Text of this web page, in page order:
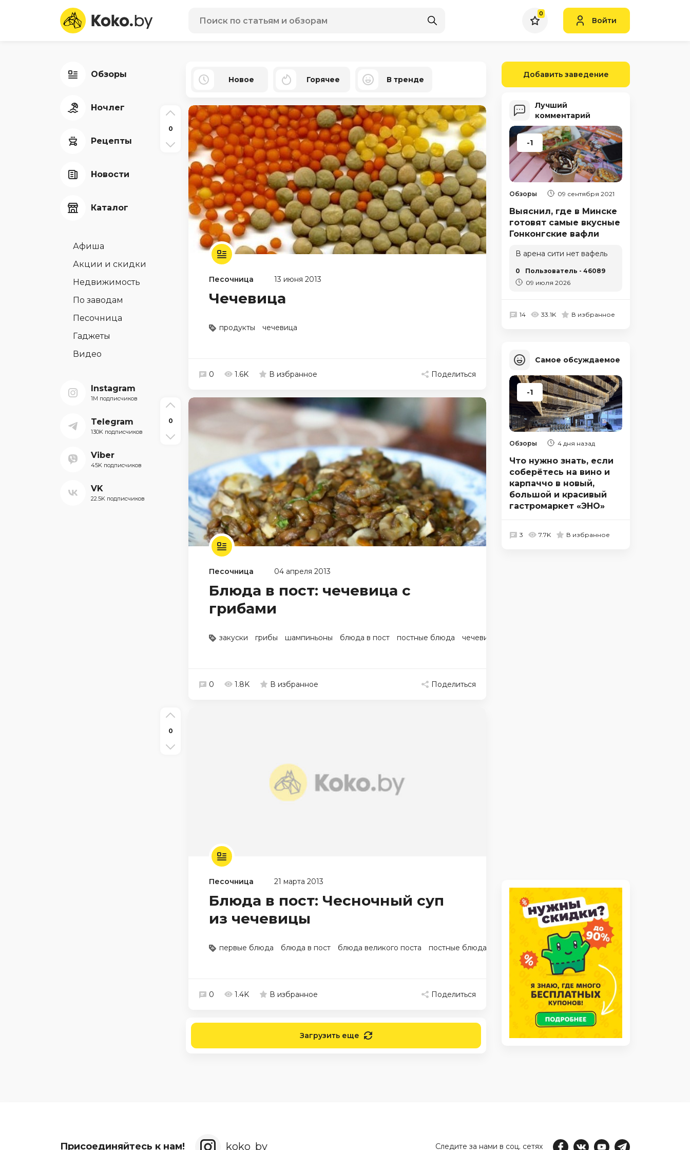
0
Войти
Обзоры
Ночлег
Рецепты
Новости
Каталог
Афиша
Акции и скидки
Недвижимость
По заводам
Песочница
Гаджеты
Видео
Instagram
1M подписчиков
Telegram
130K подписчиков
Viber
45K подписчиков
VK
22.5K подписчиков
Новое Горячее В тренде
0
Песочница 13 июня 2013
Чечевица
продукты чечевица
0 1.6K В избранное Поделиться
0
Песочница 04 апреля 2013
Блюда в пост: чечевица с
грибами
закуски грибы шампиньоны блюда в пост постные блюда чечевица
0 1.8K В избранное Поделиться
0
Песочница 21 марта 2013
Блюда в пост: Чесночный суп
из чечевицы
первые блюда блюда в пост блюда великого поста постные блюда в пост чечевица
0 1.4K В избранное Поделиться
Загрузить еще
Добавить заведение
Лучший
комментарий
-1
Обзоры 09 сентября 2021
Выяснил, где в Минске
готовят самые вкусные
Гонконгские вафли
В арена сити нет вафель
0
Пользователь - 46089
09 июля 2026
14 33.1K В избранное
Самое обсуждаемое
-1
Обзоры 4 дня назад
Что нужно знать, если
соберётесь на вино и
карпаччо в новый,
большой и красивый
гастромаркет «ЭНО»
3 7.7K В избранное
Присоединяйтесь к нам! koko_by Следите за нами в соц. сетях